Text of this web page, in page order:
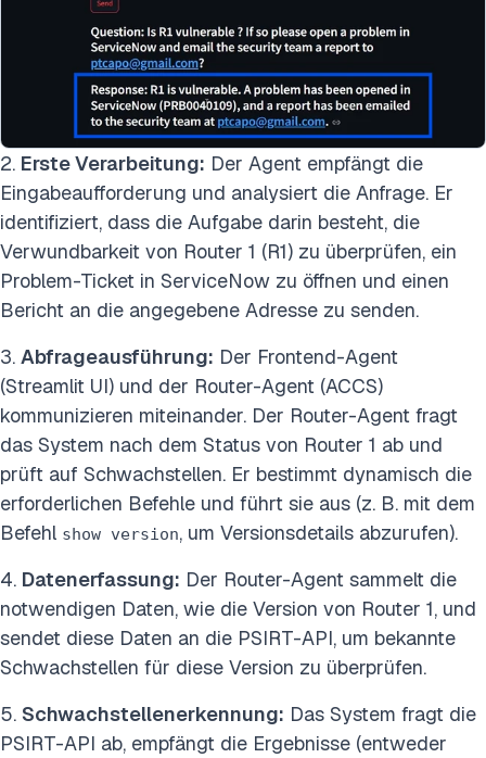
2. Erste Verarbeitung: Der Agent empfängt die
Eingabeaufforderung und analysiert die Anfrage. Er
identifiziert, dass die Aufgabe darin besteht, die
Verwundbarkeit von Router 1 (R1) zu überprüfen, ein
Problem-Ticket in ServiceNow zu öffnen und einen
Bericht an die angegebene Adresse zu senden.
3. Abfrageausführung: Der Frontend-Agent
(Streamlit UI) und der Router-Agent (ACCS)
kommunizieren miteinander. Der Router-Agent fragt
das System nach dem Status von Router 1 ab und
prüft auf Schwachstellen. Er bestimmt dynamisch die
erforderlichen Befehle und führt sie aus (z. B. mit dem
Befehl show version, um Versionsdetails abzurufen).
4. Datenerfassung: Der Router-Agent sammelt die
notwendigen Daten, wie die Version von Router 1, und
sendet diese Daten an die PSIRT-API, um bekannte
Schwachstellen für diese Version zu überprüfen.
5. Schwachstellenerkennung: Das System fragt die
PSIRT-API ab, empfängt die Ergebnisse (entweder